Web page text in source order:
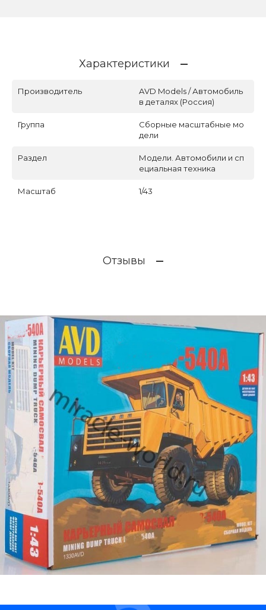
Характеристики
Производитель
AVD Models / Автомобиль
в деталях (Россия)
Группа
Сборные масштабные мо
дели
Раздел
Модели. Автомобили и сп
ециальная техника
Масштаб 1/43
Отзывы